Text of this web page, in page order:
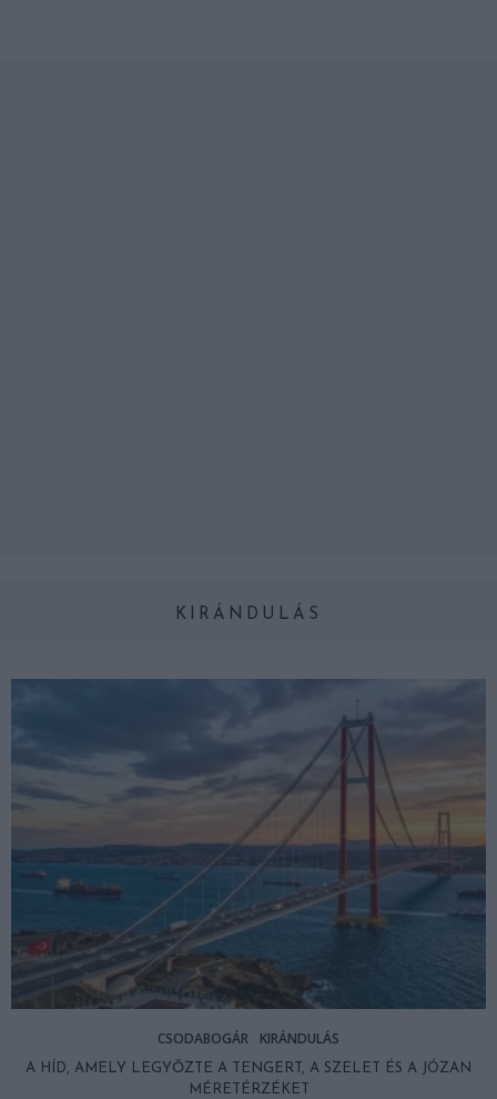
KIRÁNDULÁS
CSODABOGÁR KIRÁNDULÁS
A HÍD, AMELY LEGYŐZTE A TENGERT, A SZELET ÉS A JÓZAN
MÉRETÉRZÉKET